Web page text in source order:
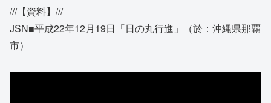
///【資料】///
JSN■平成22年12月19日「日の丸行進」（於：沖縄県那覇
市）